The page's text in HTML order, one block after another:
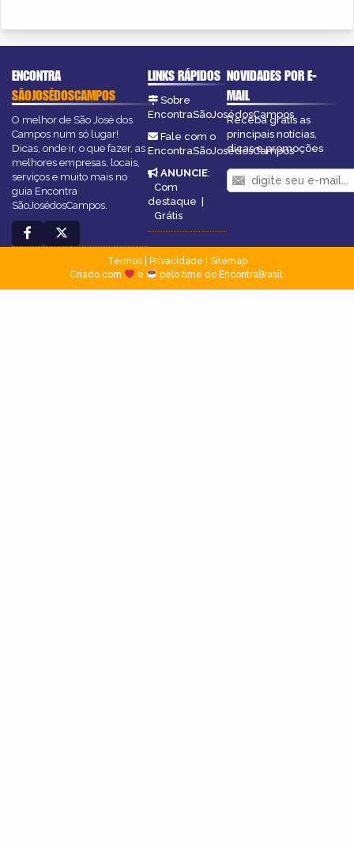
ENCONTRA
SÃOJOSÉDOSCAMPOS
O melhor de São José dos
Campos num só lugar!
Dicas, onde ir, o que fazer, as
melhores empresas, locais,
serviços e muito mais no
guia Encontra
SãoJosédosCampos.
LINKS RÁPIDOS
Sobre
EncontraSãoJosédosCampos
Fale com o
EncontraSãoJosédosCampos
ANUNCIE:
Com
destaque |
Grátis
NOVIDADES POR E-
MAIL
Receba grátis as
principais notícias,
dicas e promoções
Termos| Privacidade
Sitemap
Criado com
e pelo time do EncontraBrasil